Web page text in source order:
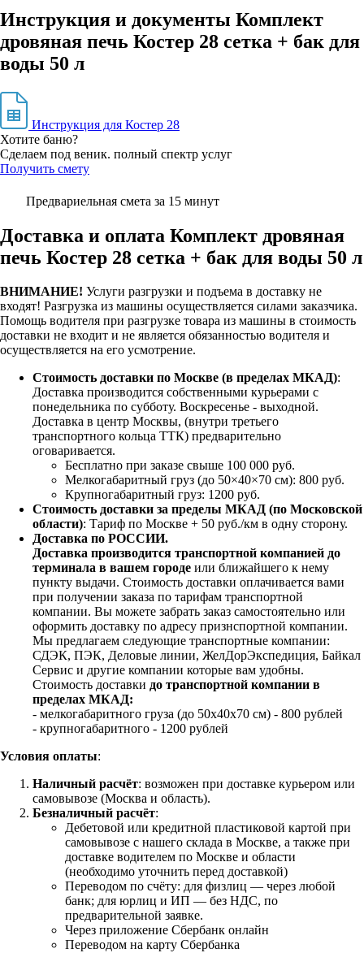
Инструкция и документы Комплект
дровяная печь Костер 28 сетка + бак для
воды 50 л
Инструкция для Костер 28
Хотите баню?
Сделаем под веник. полный спектр услуг
Получить смету
Предвариельная смета за 15 минут
Доставка и оплата Комплект дровяная
печь Костер 28 сетка + бак для воды 50 л
ВНИМАНИЕ! Услуги разгрузки и подъема в доставку не
входят! Разгрузка из машины осуществляется силами заказчика.
Помощь водителя при разгрузке товара из машины в стоимость
доставки не входит и не является обязанностью водителя и
осуществляется на его усмотрение.
Стоимость доставки по Москве (в пределах МКАД):
Доставка производится собственными курьерами с
понедельника по субботу. Воскресенье - выходной.
Доставка в центр Москвы, (внутри третьего
транспортного кольца ТТК) предварительно
оговаривается.
Бесплатно при заказе свыше 100 000 руб.
Мелкогабаритный груз (до 50×40×70 см): 800 руб.
Крупногабаритный груз: 1200 руб.
Стоимость доставки за пределы МКАД (по Московской
области): Тариф по Москве + 50 руб./км в одну сторону.
Доставка по РОССИИ.
Доставка производится транспортной компанией до
терминала в вашем городе или ближайшего к нему
пункту выдачи. Стоимость доставки оплачивается вами
при получении заказа по тарифам транспортной
компании. Вы можете забрать заказ самостоятельно или
оформить доставку по адресу признспортной компании.
Мы предлагаем следующие транспортные компании:
СДЭК, ПЭК, Деловые линии, ЖелДорЭкспедиция, Байкал
Сервис и другие компании которые вам удобны.
Стоимость доставки до транспортной компании в
пределах МКАД:
- мелкогабаритного груза (до 50х40х70 см) - 800 рублей
- крупногабаритного - 1200 рублей
Условия оплаты:
Наличный расчёт: возможен при доставке курьером или
самовывозе (Москва и область).
Безналичный расчёт:
Дебетовой или кредитной пластиковой картой при
самовывозе с нашего склада в Москве, а также при
доставке водителем по Москве и области
(необходимо уточнить перед доставкой)
Переводом по счёту: для физлиц — через любой
банк; для юрлиц и ИП — без НДС, по
предварительной заявке.
Через приложение Сбербанк онлайн
Переводом на карту Сбербанка